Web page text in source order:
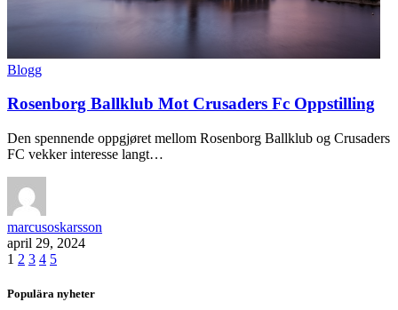
Blogg
Rosenborg Ballklub Mot Crusaders Fc Oppstilling
Den spennende oppgjøret mellom Rosenborg Ballklub og Crusaders
FC vekker interesse langt…
marcusoskarsson
april 29, 2024
1 2 3 4 5
Populära nyheter